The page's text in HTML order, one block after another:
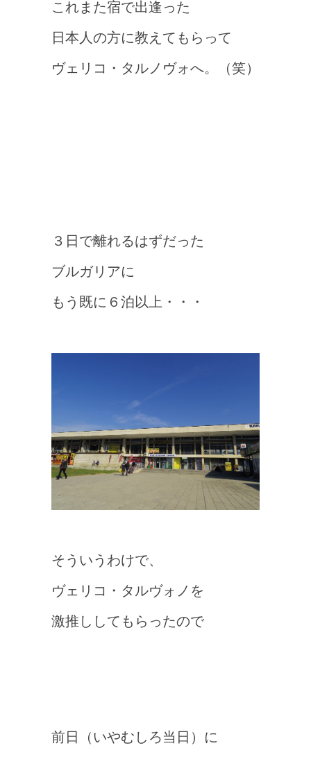
これまた宿で出逢った
日本人の方に教えてもらって
ヴェリコ・タルノヴォへ。（笑）
３日で離れるはずだった
ブルガリアに
もう既に６泊以上・・・
そういうわけで、
ヴェリコ・タルヴォノを
激推ししてもらったので
前日（いやむしろ当日）に